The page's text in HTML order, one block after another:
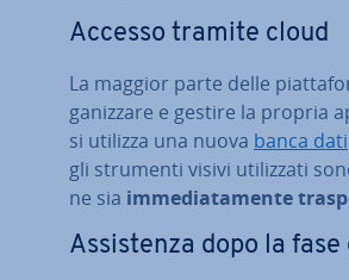
Accesso tramite cloud
La maggior parte delle
ga­niz­za­re e gestire la propria
si utilizza una nuova banca dati
gli strumenti visivi uti­liz­za­ti
ne sia im­me­dia­ta­men­te
As­si­sten­za dopo la fase